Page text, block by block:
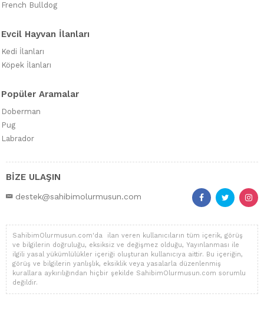
French Bulldog
Evcil Hayvan İlanları
Kedi İlanları
Köpek İlanları
Popüler Aramalar
Doberman
Pug
Labrador
BİZE ULAŞIN
destek@sahibimolurmusun.com
SahibimOlurmusun.com'da ilan veren kullanıcıların tüm içerik, görüş
ve bilgilerin doğruluğu, eksiksiz ve değişmez olduğu, Yayınlanması ile
ilgili yasal yükümlülükler içeriği oluşturan kullanıcıya aittir. Bu içeriğin,
görüş ve bilgilerin yanlışlık, eksiklik veya yasalarla düzenlenmiş
kurallara aykırılığından hiçbir şekilde SahibimOlurmusun.com sorumlu
değildir.